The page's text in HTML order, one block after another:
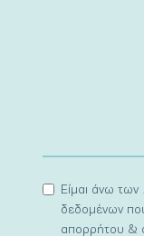
Είμαι άνω
δεδομένων
απορρήτου &